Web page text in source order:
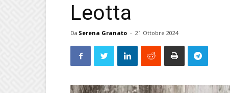
Leotta
Da Serena Granato - 21 Ottobre 2024